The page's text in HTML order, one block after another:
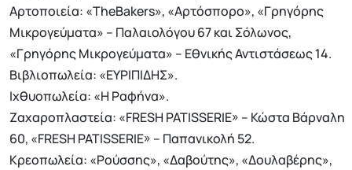
Αρτοποιεία: «TheBakers», «Αρτόσπορο», «Γρηγόρης
Μικρογεύματα» – Παλαιολόγου 67 και Σόλωνος,
«Γρηγόρης Μικρογεύματα» – Εθνικής Αντιστάσεως 14.
Βιβλιοπωλεία: «ΕΥΡΙΠΙΔΗΣ».
Ιχθυοπωλεία: «Η Ραφήνα».
Ζαχαροπλαστεία: «FRESH PATISSERIE» – Κώστα Βάρναλη
60, «FRESH PATISSERIE» – Παπανικολή 52.
Κρεοπωλεία: «Ρούσσης», «Δαβούτης», «Δουλαβέρης»,